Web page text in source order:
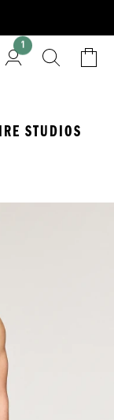
1
STUDIOS